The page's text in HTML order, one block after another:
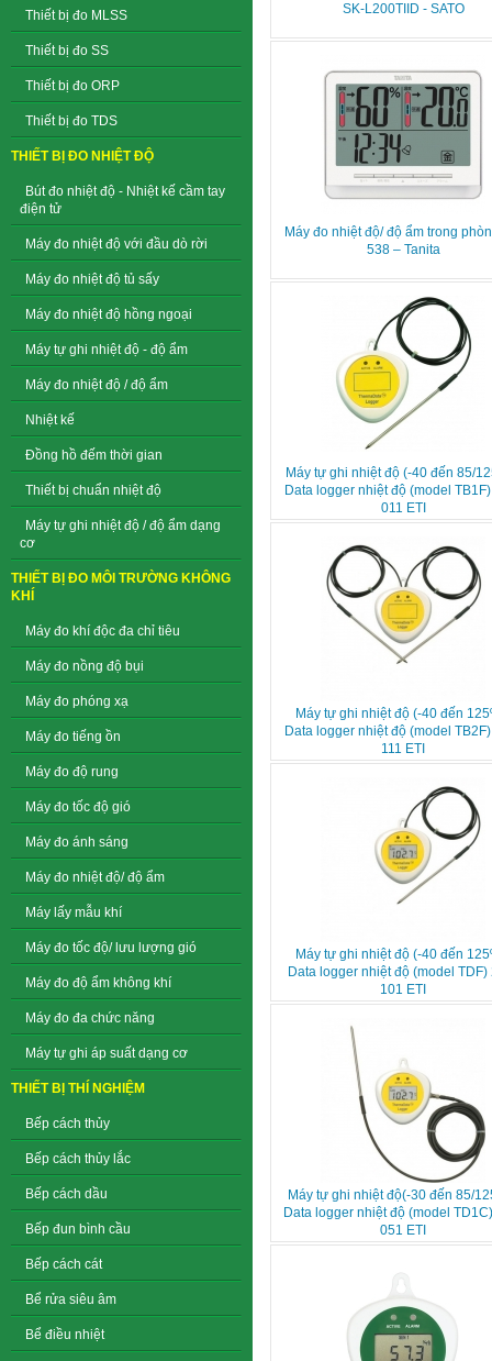
Thiết bị đo MLSS
Thiết bị đo SS
Thiết bị đo ORP
Thiết bị đo TDS
THIẾT BỊ ĐO NHIỆT ĐỘ
Bút đo nhiệt độ - Nhiệt kế cầm tay
điện tử
Máy đo nhiệt độ với đầu dò rời
Máy đo nhiệt độ tủ sấy
Máy đo nhiệt độ hồng ngoại
Máy tự ghi nhiệt độ - độ ẩm
Máy đo nhiệt độ / độ ẩm
Nhiệt kế
Đồng hồ đếm thời gian
Thiết bị chuẩn nhiệt độ
Máy tự ghi nhiệt độ / độ ẩm dạng
cơ
THIẾT BỊ ĐO MÔI TRƯỜNG KHÔNG
KHÍ
Máy đo khí độc đa chỉ tiêu
Máy đo nồng độ bụi
Máy đo phóng xạ
Máy đo tiếng ồn
Máy đo độ rung
Máy đo tốc độ gió
Máy đo ánh sáng
Máy đo nhiệt độ/ độ ẩm
Máy lấy mẫu khí
Máy đo tốc độ/ lưu lượng gió
Máy đo độ ẩm không khí
Máy đo đa chức năng
Máy tự ghi áp suất dạng cơ
THIẾT BỊ THÍ NGHIỆM
Bếp cách thủy
Bếp cách thủy lắc
Bếp cách dầu
Bếp đun bình cầu
Bếp cách cát
Bể rửa siêu âm
Bể điều nhiệt
SK-L200TIID - SATO
Máy đo nhiệt độ/ độ ẩm trong
538 – Tanita
Máy tự ghi nhiệt độ (-40 đến 85/
Data logger nhiệt độ (model
011 ETI
Máy tự ghi nhiệt độ (-40 đến
Data logger nhiệt độ (model
111 ETI
Máy tự ghi nhiệt độ (-40 đến
Data logger nhiệt độ (model TDF)
101 ETI
Máy tự ghi nhiệt độ(-30 đến 85/
Data logger nhiệt độ (model
051 ETI